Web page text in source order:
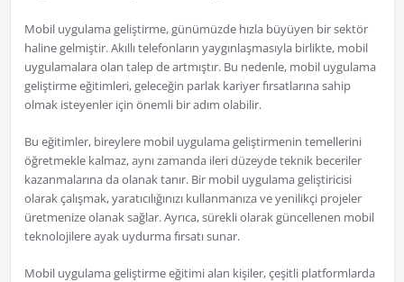
Mobil uygulama geliştirme, günümüzde hızla büyüyen bir sektör
haline gelmiştir. Akıllı telefonların yaygınlaşmasıyla birlikte, mobil
uygulamalara olan talep de artmıştır. Bu nedenle, mobil uygulama
geliştirme eğitimleri, geleceğin parlak kariyer fırsatlarına sahip
olmak isteyenler için önemli bir adım olabilir.
Bu eğitimler, bireylere mobil uygulama geliştirmenin temellerini
öğretmekle kalmaz, aynı zamanda ileri düzeyde teknik beceriler
kazanmalarına da olanak tanır. Bir mobil uygulama geliştiricisi
olarak çalışmak, yaratıcılığınızı kullanmanıza ve yenilikçi projeler
üretmenize olanak sağlar. Ayrıca, sürekli olarak güncellenen mobil
teknolojilere ayak uydurma fırsatı sunar.
Mobil uygulama geliştirme eğitimi alan kişiler, çeşitli platformlarda